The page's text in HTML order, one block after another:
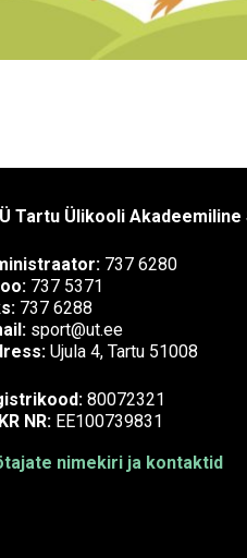
Tartu Ülikooli Akadeemiline
737 6280
737 5371
737 6288
sport@ut.ee
Ujula 4, Tartu 51008
80072321
NR: EE100739831
nimekiri ja kontaktid